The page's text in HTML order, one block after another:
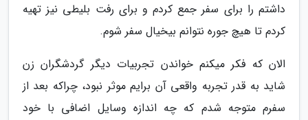
داشتم را برای سفر جمع کردم و برای رفت بلیطی نیز تهیه
کردم تا هیچ جوره نتوانم بیخیال سفر شوم.
الان که فکر میکنم خواندن تجربیات دیگر گردشگران زن
شاید به قدر تجربه واقعی آن برایم موثر نبود، چراکه بعد از
سفرم متوجه شدم که چه اندازه وسایل اضافی با خود